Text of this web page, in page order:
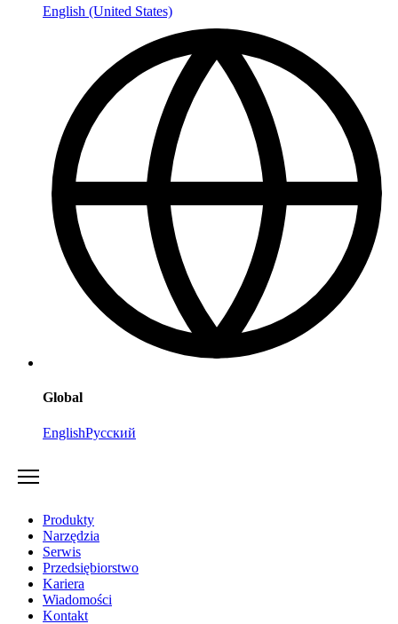
English (United States)
Global
EnglishРусский
Produkty
Narzędzia
Serwis
Przedsiębiorstwo
Kariera
Wiadomości
Kontakt